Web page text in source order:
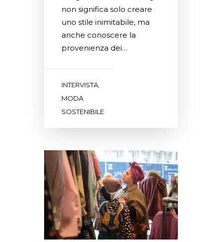
non significa solo creare
uno stile inimitabile, ma
anche conoscere la
provenienza dei…
INTERVISTA,
MODA
SOSTENIBILE